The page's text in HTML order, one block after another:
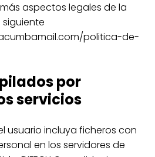
aspectos legales de la
politica-de-
por
servicios
usuario incluya ficheros con
en los servidores de